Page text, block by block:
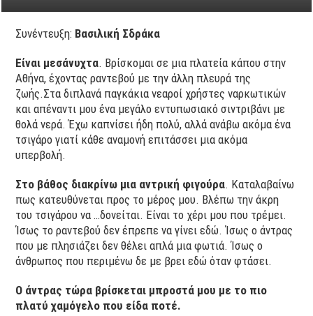
Συνέντευξη: Βασιλική Σδράκα
Είναι μεσάνυχτα. Βρίσκομαι σε μια πλατεία κάπου στην
Αθήνα, έχοντας ραντεβού με την άλλη πλευρά της
ζωής.Στα διπλανά παγκάκια νεαροί χρήστες ναρκωτικών
και απέναντι μου ένα μεγάλο εντυπωσιακό σιντριβάνι με
θολά νερά. Έχω καπνίσει ήδη πολύ, αλλά ανάβω ακόμα ένα
τσιγάρο γιατί κάθε αναμονή επιτάσσει μια ακόμα
υπερβολή.
Στο βάθος διακρίνω μια αντρική φιγούρα. Καταλαβαίνω
πως κατευθύνεται προς το μέρος μου. Βλέπω την άκρη
του τσιγάρου να …δονείται. Είναι το χέρι μου που τρέμει.
Ίσως το ραντεβού δεν έπρεπε να γίνει εδώ. Ίσως ο άντρας
που με πλησιάζει δεν θέλει απλά μια φωτιά. Ίσως ο
άνθρωπος που περιμένω δε με βρει εδώ όταν φτάσει.
Ο άντρας τώρα βρίσκεται μπροστά μου με το πιο
πλατύ χαμόγελο που είδα ποτέ.